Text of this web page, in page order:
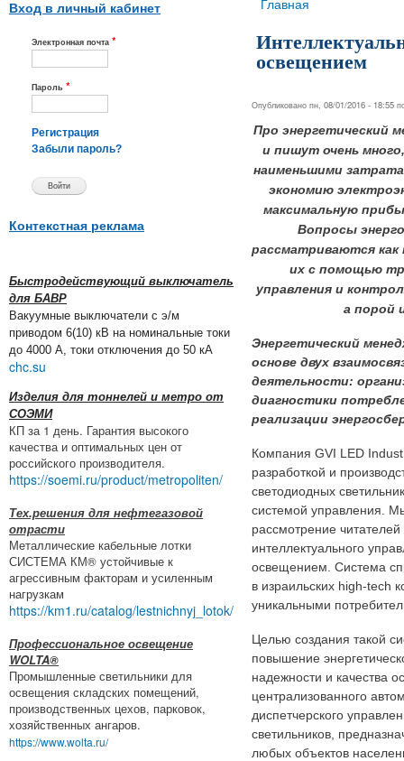
Вход в личный кабинет
Электронная почта *
Пароль *
Регистрация
Забыли пароль?
Контекстная реклама
Быстродействующий выключатель
для БАВР
Вакуумные выключатели с э/м
приводом 6(10) кВ на номинальные токи
до 4000 А, токи отключения до 50 кА
chc.su
Изделия для тоннелей и метро от
СОЭМИ
КП за 1 день. Гарантия высокого
качества и оптимальных цен от
российского производителя.
https://soemi.ru/product/metropoliten/
Тех.решения для нефтегазовой
отрасти
Металлические кабельные лотки
СИСТЕМА КМ® устойчивые к
агрессивным факторам и усиленным
нагрузкам
https://km1.ru/catalog/lestnichnyj_lotok/
Профессиональное освещение
WOLTA®
Промышленные светильники для
освещения складских помещений,
производственных цехов, парковок,
хозяйственных ангаров.
https://www.wolta.ru/
Вы здесь
Главная
освещением
Опубликовано пн, 08/01/2016 - 18:55
Про энергетический
и пишут очень
наименьшими
экономию
максимальную
Вопросы
рассматриваются
их с помощью
управления и
а порой
Энергетический
основе двух
деятельности:
диагностики
реализации
Компания GVI LED
разработкой и
светодиодных
системой управления.
рассмотрение
интеллектуального
освещением. Система
в израильских high-tech
уникальными
Целью создания такой
повышение
надежности и качества
централизованного
диспетчерского
светильников,
любых объектов